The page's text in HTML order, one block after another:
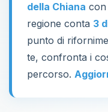
della Chiana con
regione conta 3
punto di
te, confronta i
percorso.